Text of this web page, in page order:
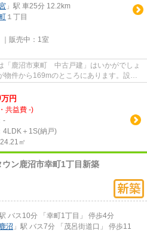
」駅 車25分 12.2km
１丁目
販売中： 1室
「鹿沼市東町 中古戸建」はいかがでしょ
件から169mのところにあります。設備
万円
共益費 -)
-
4LDK＋1S(納戸)
㎡
ン鹿沼市幸町1丁目新築
バス10分 「幸町1丁目」 停歩4分
沼 」駅 バス7分 「茂呂街道口」 停歩11